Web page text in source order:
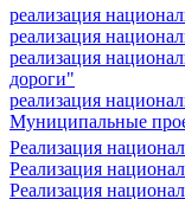
реализация
реализация
реализация
дороги"
реализация
Муниципальные
Реализация
Реализация
Реализация